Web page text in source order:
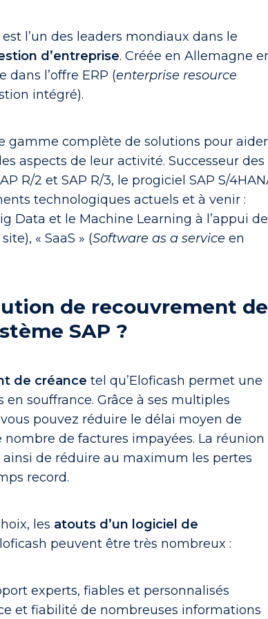
est l’un des leaders mondiaux dans le
d’entreprise. Créée en Allemagne
dans l’offre ERP (enterprise resource
intégré).
gamme complète de solutions pour aider
aspects de leur activité. Successeur des
R/2 et SAP R/3, le progiciel SAP S/
technologiques actuels et à venir :
Data et le Machine Learning à l’appui de
« SaaS » (Software as a service en
de recouvrement de
SAP ?
de créance tel qu’Eloficash permet une
souffrance. Grâce à ses multiples
pouvez réduire le délai moyen de
de factures impayées. La réunion
de réduire au maximum les pertes
record.
les atouts d’un logiciel de
peuvent être très nombreux :
experts, fiables et personnalisés
et fiabilité de nombreuses informations